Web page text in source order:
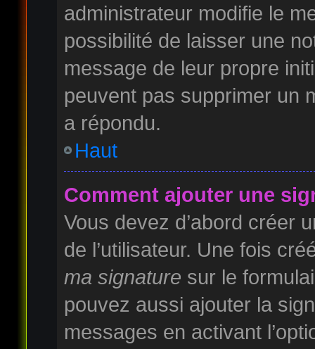
administrateur modifie le
possibilité de laisser une
message de leur propre
peuvent pas supprimer un
a répondu.
Haut
Comment ajouter une
Vous devez d’abord créer
de l’utilisateur. Une fois
ma signature sur le
pouvez aussi ajouter la
messages en activant